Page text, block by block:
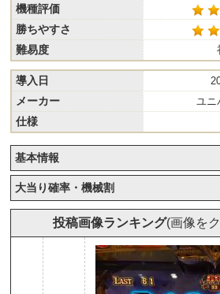
機種評価
勝ちやすさ
難易度
導入日
メーカー ユニ
仕様
基本情報
大当り確率・機械割
投稿画像ランキング(画像を